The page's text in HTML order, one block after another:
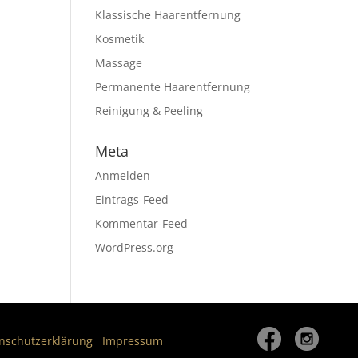
Klassische Haarentfernung
Kosmetik
Massage
Permanente Haarentfernung
Reinigung & Peeling
Meta
Anmelden
Eintrags-Feed
Kommentar-Feed
WordPress.org
Impressum